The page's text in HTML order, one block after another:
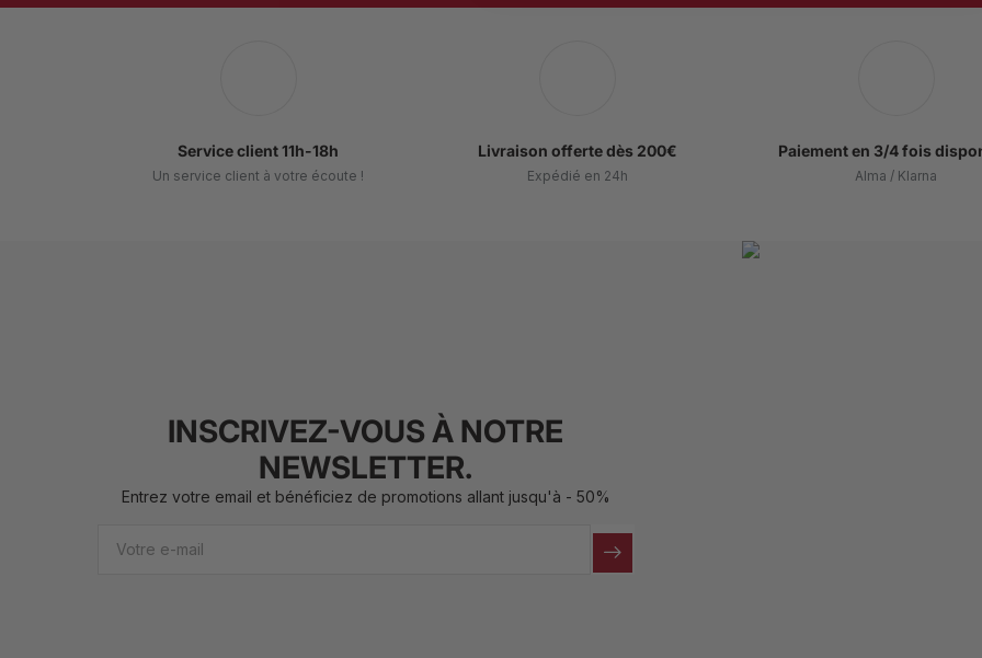
Service client 11h-18h
Un service client à votre écoute !
Livraison offerte dès 200€
Expédié en 24h
Paiement en 3/4 fois
Alma / Klarna
INSCRIVEZ-VOUS À NOTRE
NEWSLETTER.
Entrez votre email et bénéficiez de promotions allant jusqu'à - 50%